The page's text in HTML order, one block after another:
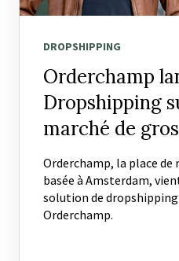
DROPSHIPPING
Orderchamp
Dropshipping
marché de gros
Orderchamp, la place de
basée à Amsterdam,
solution de
Orderchamp.